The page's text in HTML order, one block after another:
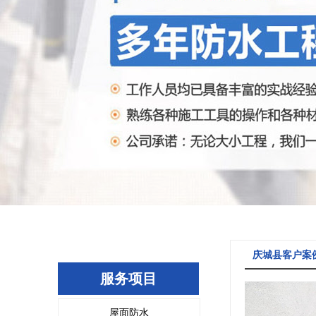
服务项目
屋面防水
庆城县客户案